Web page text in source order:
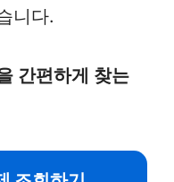
니다.
간편하게 찾는